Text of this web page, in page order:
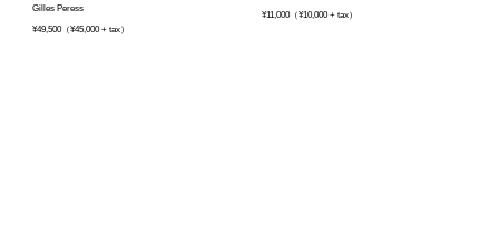
Gilles Peress
¥49,500（¥45,000 + tax）
¥11,000（¥10,000 + tax）